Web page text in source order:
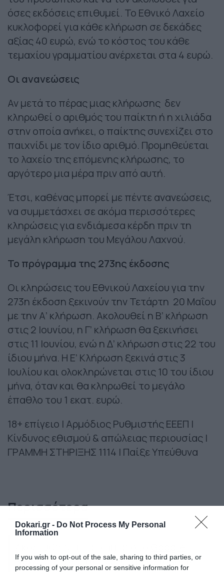
Dokari.gr - Do Not Process My Personal
Information
If you wish to opt-out of the sale, sharing to third parties, or
processing of your personal or sensitive information for
όσες εκδόσεις επιθυμεί. Το Εθνικό Λαχείο
κυκλοφορεί για κάθε κλήρωση σε δεκάδες
αξίας 40 ευρώ, ενώ το κόστος του κάθε
τεμαχίου γραμματίου ανέρχεται στα 4 ευρώ.
Οι ανανεώσεις
Αν μετά το πέρας μιας κλήρωσης δεν
κληρωθεί ο αριθμός του παίκτη ή η χιλιάδα
στην οποία ανήκει, ο παίκτης συνεχίζει στο
παιχνίδι με τον ίδιο αριθμό. Προμηθεύεται
το λαχείο της επόμενης κλήρωσης, το
αργότερο μια μέρα πριν από αυτή.
Έτσι, καθένας μπορεί με πέντε ανανεώσεις,
να συμμετάσχει σε ακόμα περισσότερες
κληρώσεις για ενδιάμεσα κέρδη πριν τη
μεγάλη κλήρωση του Μεγάλου Λαχνού.
Το πρόγραμμα της 273ης έκδοσης
Οι κληρώσεις του Εθνικού Λαχείου για την
273η έκδοση ξεκινούν την Τετάρτη 20 Μαΐου
με την Α’ κλήρωση. Ακολουθεί η Β’ κλήρωση
στις 2 Ιουνίου, η Γ’ κλήρωση θα ξεκινήσει
στις 11 Ιουνίου, ενώ η Δ’ κλήρωση στις 22 του
ίδιου μήνα. Η Ε’ Κλήρωση ξεκινά στις 3
Ιουλίου και ολοκληρώνεται στις 10 του ίδιου
μήνα, όταν και θα κληρωθεί το μεγάλο
έπαθλο του 1 εκατ. ευρώ.
18+ επίγειο | Αρμόδιος Ρυθμιστής ΕΕΕΠ |
Κίνδυνος εθισμού & απώλειας περιουσίας |
ΓΡΑΜΜΗ ΣΤΗΡΙΞΗΣ 1114 | Παίξε Υπεύθυνα
Περισσότερα
Newsγια όλες τις τελευταίες ειδήσεις